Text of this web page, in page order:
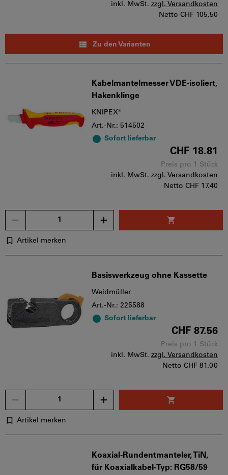
inkl. MwSt. zzgl. Versandkosten
Netto CHF 105.50
Zu den Varianten
Kabelmantelmesser VDE-isoliert,
Hakenklinge
KNIPEX®
Art.-Nr.: 514502
Sofort lieferbar
CHF 18.81
Preis pro 1 Stück
inkl. MwSt. zzgl. Versandkosten
Netto CHF 17.40
Artikel merken
Basiswerkzeug ohne Kassette
Weidmüller
Art.-Nr.: 225588
Sofort lieferbar
CHF 87.56
Preis pro 1 Stück
inkl. MwSt. zzgl. Versandkosten
Netto CHF 81.00
Artikel merken
Koaxial-Rundentmanteler, TiN,
für Koaxialkabel-Typ: RG58/59